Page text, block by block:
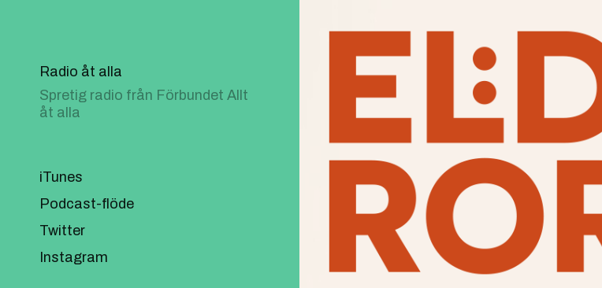
Radio åt alla
Spretig radio från Förbundet Allt
åt alla
iTunes
Podcast-flöde
Twitter
Instagram